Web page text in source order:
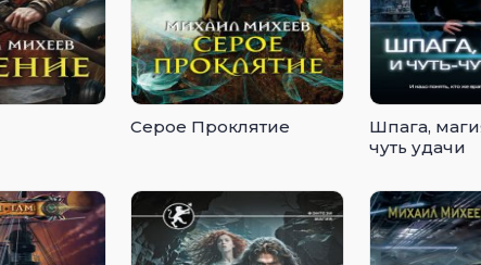
Серое Проклятие
Шпага,
чуть удачи